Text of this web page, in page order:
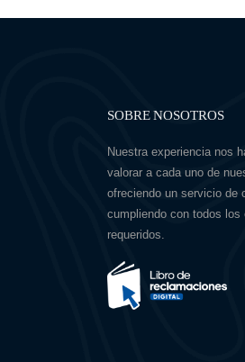
SOBRE NOSOTROS
Nuestra experiencia nos
valorar a cada uno de
ofreciendo un servicio de
cumpliendo con todos los
requeridos.